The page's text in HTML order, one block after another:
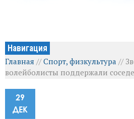
Навигация
Главная //Спорт, физкультура //
волейболисты поддержали
29
ДЕК